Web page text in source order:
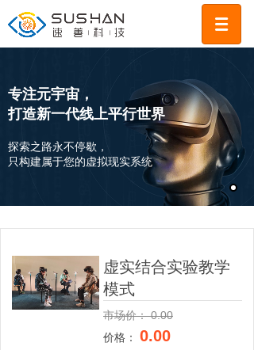
专注元宇宙，
打造新一代线上平行世界
探索之路永不停歇，
只构建属于您的虚拟现实系统
虚实结合实验教学
模式
市场价： 0.00
价格： 0.00